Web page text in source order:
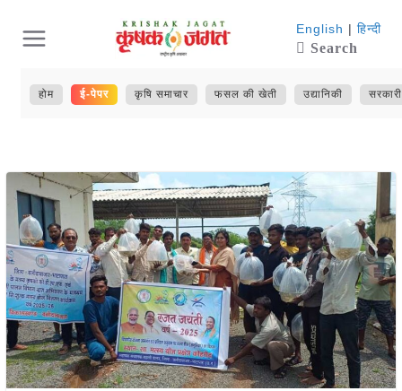
content
English | हिन्दी
Search
होम ई-पेपर कृषि समाचार फसल की खेती उद्यानिकी